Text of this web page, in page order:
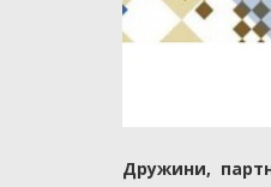
Дружини,